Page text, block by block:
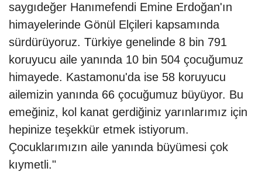
saygıdeğer Hanımefendi Emine Erdoğan'ın
himayelerinde Gönül Elçileri kapsamında
sürdürüyoruz. Türkiye genelinde 8 bin 791
koruyucu aile yanında 10 bin 504 çocuğumuz
himayede. Kastamonu'da ise 58 koruyucu
ailemizin yanında 66 çocuğumuz büyüyor. Bu
emeğiniz, kol kanat gerdiğiniz yarınlarımız için
hepinize teşekkür etmek istiyorum.
Çocuklarımızın aile yanında büyümesi çok
kıymetli."